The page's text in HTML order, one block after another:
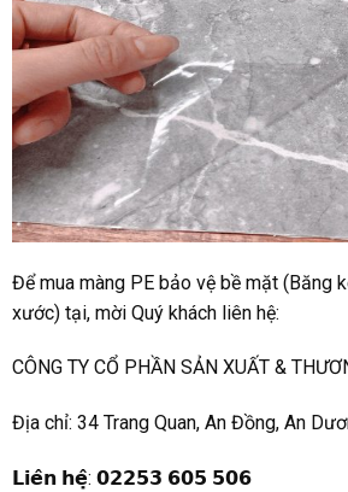
Để mua màng PE bảo vệ bề mặt (Băng
xước) tại, mời Quý khách liên hệ:
CÔNG TY CỔ PHẦN SẢN XUẤT &
Địa chỉ: 34 Trang Quan, An Đồng, An
𝗟𝗶𝗲̂𝗻 𝗵𝗲̣̂: 𝟬𝟮𝟮𝟱𝟯 𝟲𝟬𝟱 𝟱𝟬𝟲